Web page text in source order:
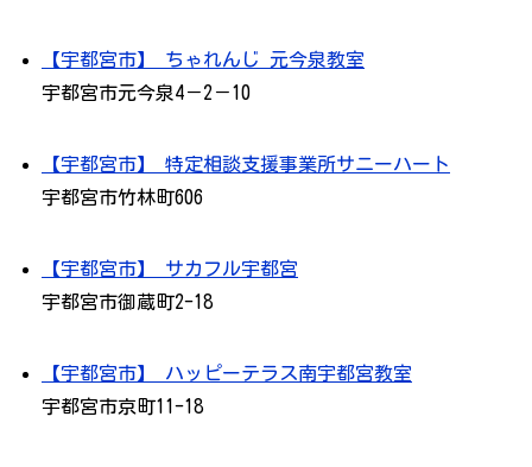
【宇都宮市】 ちゃれんじ 元今泉教室
宇都宮市元今泉4－2－10
【宇都宮市】 特定相談支援事業所サニーハート
宇都宮市竹林町606
【宇都宮市】 サカフル宇都宮
宇都宮市御蔵町2-18
【宇都宮市】 ハッピーテラス南宇都宮教室
宇都宮市京町11-18